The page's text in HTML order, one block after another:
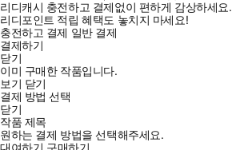
리디캐시 충전하고 결제없이 편하게 감상하세요.
리디포인트 적립 혜택도 놓치지 마세요!
충전하고 결제 일반 결제
결제하기
닫기
이미 구매한 작품입니다.
보기 닫기
결제 방법 선택
닫기
작품 제목
원하는 결제 방법을 선택해주세요.
대여하기 구매하기